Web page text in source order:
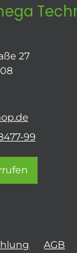
27
99
AGB